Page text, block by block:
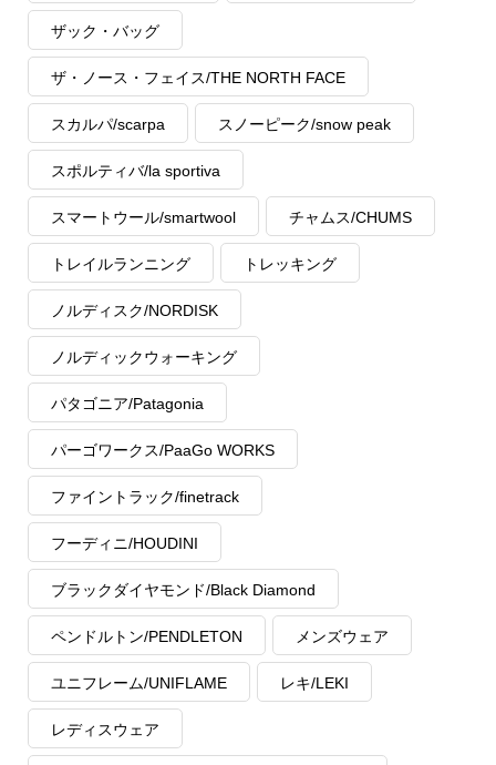
ザック・バッグ
ザ・ノース・フェイス/THE NORTH FACE
スカルパ/scarpa スノーピーク/snow peak
スポルティバ/la sportiva
スマートウール/smartwool チャムス/CHUMS
トレイルランニング トレッキング
ノルディスク/NORDISK
ノルディックウォーキング
パタゴニア/Patagonia
パーゴワークス/PaaGo WORKS
ファイントラック/finetrack
フーディニ/HOUDINI
ブラックダイヤモンド/Black Diamond
ペンドルトン/PENDLETON メンズウェア
ユニフレーム/UNIFLAME レキ/LEKI
レディスウェア